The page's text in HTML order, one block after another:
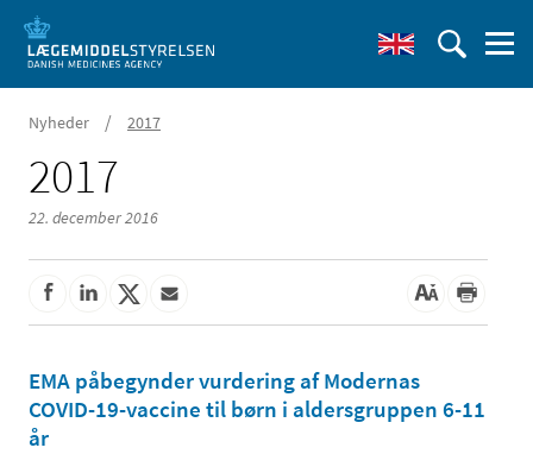
Nyheder / 2017
2017
22. december 2016
EMA påbegynder vurdering af Modernas
COVID-19-vaccine til børn i aldersgruppen 6-11
år